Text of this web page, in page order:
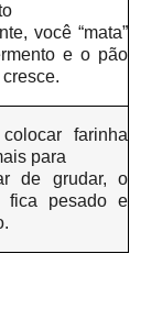
você “mata”
e o pão
farinha
para
de grudar, o
fica pesado e